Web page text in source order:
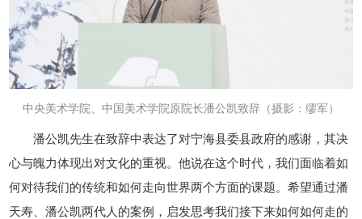
中央美术学院、中国美术学院原院长潘公凯致辞 （摄影：缪军）
潘公凯先生在致辞中表达了对宁海县委县政府的感谢，其决
心与魄力体现出对文化的重视。他说在这个时代，我们面临着如
何对待我们的传统和如何走向世界两个方面的课题。希望通过潘
天寿、潘公凯两代人的案例，启发思考我们接下来如何如何走的